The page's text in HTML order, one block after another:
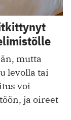
mutta
levolla tai
voi
ja oireet